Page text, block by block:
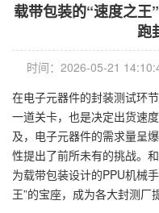
载带包装的“速度之
跑
时间：2026-05-21
在电子元器件的封装测试环
一道关卡，也是决定出货速
及，电子元器件的需求量呈
性提出了前所未有的挑战。
为载带包装设计的PPU机械
王”的宝座，成为各大封测厂